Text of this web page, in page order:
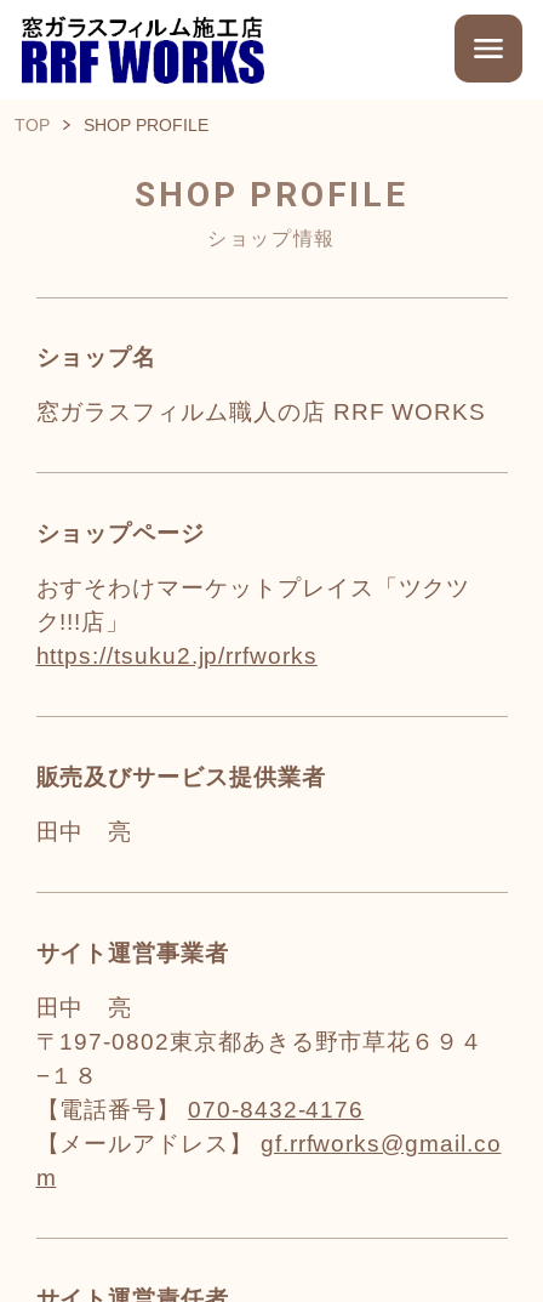
TOP SHOP PROFILE
SHOP PROFILE
ショップ情報
ショップ名
窓ガラスフィルム職人の店 RRF WORKS
ショップページ
おすそわけマーケットプレイス「ツクツ
ク!!!店」
https://tsuku2.jp/rrfworks
販売及びサービス提供業者
田中 亮
サイト運営事業者
田中 亮
〒197-0802東京都あきる野市草花６９４
−１８
【電話番号】070-8432-4176
【メールアドレス】 gf.rrfworks@gmail.co
m